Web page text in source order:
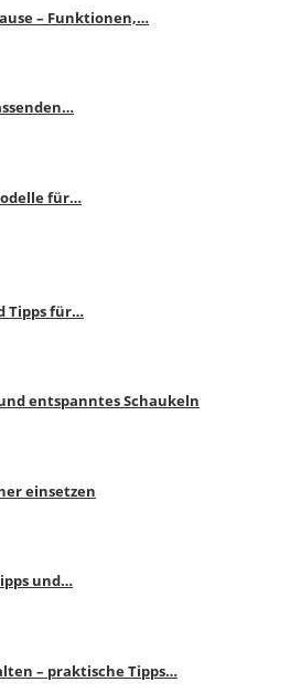
– Funktionen,…
für…
Tipps für…
entspanntes Schaukeln
einsetzen
und…
– praktische Tipps…